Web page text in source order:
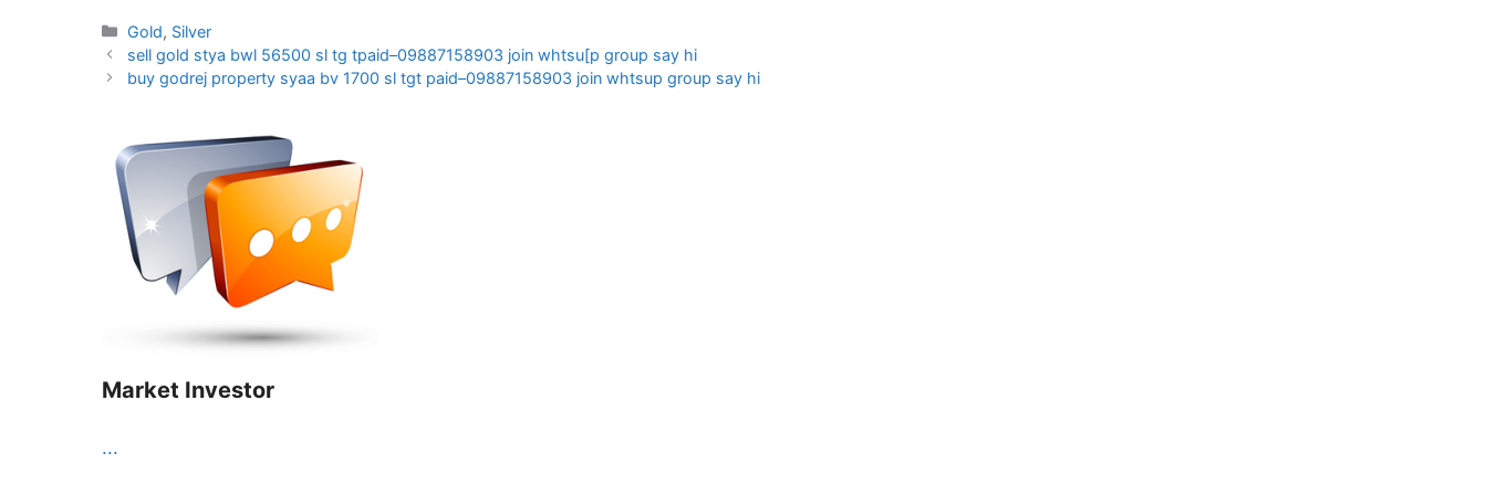
Categories
Gold, Silver
sell gold stya bwl 56500 sl tg tpaid–09887158903 join whtsu[p group say hi
buy godrej property syaa bv 1700 sl tgt paid–09887158903 join whtsup group say hi
Market Investor
...